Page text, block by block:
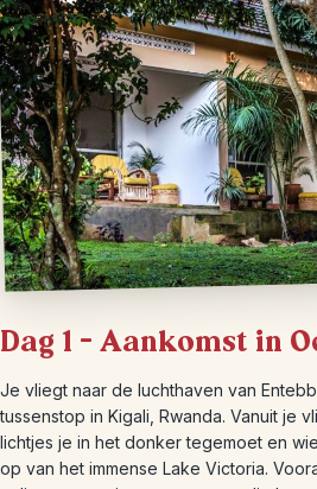
Dag 1 – Aankomst in
Je vliegt naar de luchthaven van
tussenstop in Kigali, Rwanda. Vanuit je
lichtjes je in het donker tegemoet en
op van het immense Lake Victoria.